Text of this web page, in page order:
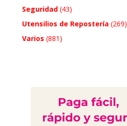
Seguridad (43)
Utensilios de Repostería (269)
Varios (881)